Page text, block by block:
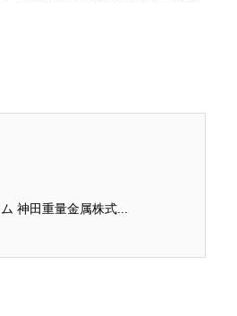
電話番号：050-1180-0663 電話をかける お問合せフォーム 神田重量金属株式...